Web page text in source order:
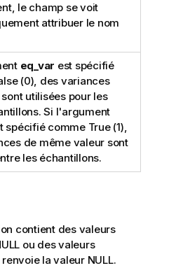
le champ se voit
attribuer le nom
eq_var est spécifié
(0), des variances
utilisées pour les
Si l'argument
spécifié comme True(1),
de même valeur sont
les échantillons.
contient des valeurs
ou des valeurs
la valeur NULL.